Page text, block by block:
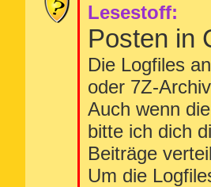
Lesestoff:
Posten in
Die Logfiles
oder 7Z-
Auch wenn
bitte ich dich
Beiträge
Um die